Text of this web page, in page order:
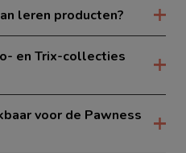
leren producten?
en Trix-collecties
voor de Pawness